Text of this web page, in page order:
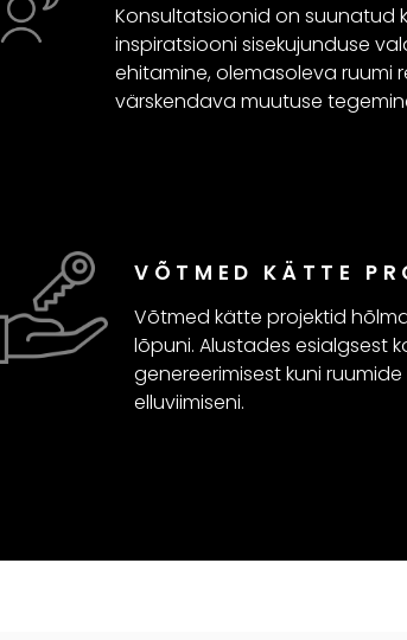
Konsultatsioonid on suunatud
inspiratsiooni sisekujunduse
ehitamine, olemasoleva ruumi
värskendava muutuse
VÕTMED KÄTTE
Võtmed kätte projektid
lõpuni. Alustades esialgsest
genereerimisest kuni
elluviimiseni.